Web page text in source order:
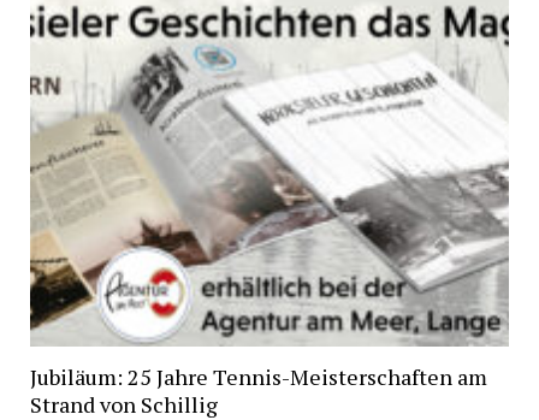
Jubiläum: 25 Jahre Tennis-Meisterschaften am
Strand von Schillig